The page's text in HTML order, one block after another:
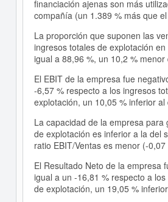
financiación ajenas son más
compañía (un 1.389 % más que
La proporción que suponen las
ingresos totales de explotación
igual a 88,96 %, un 10,2 % menor
El EBIT de la empresa fue
-6,57 % respecto a los ingresos
explotación, un 10,05 % inferior al
La capacidad de la empresa para
de explotación es inferior a la del
ratio EBIT/Ventas es menor (-
El Resultado Neto de la empresa
igual a un -16,81 % respecto a
de explotación, un 19,05 %